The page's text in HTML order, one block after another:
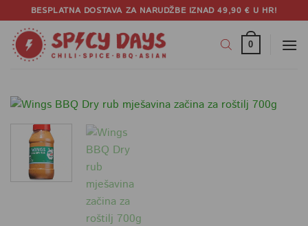
to
content
BESPLATNA DOSTAVA ZA NARUDŽBE IZNAD 49,90 € U HR!
0